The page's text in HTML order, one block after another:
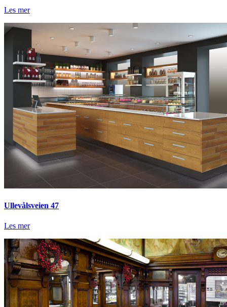
Les mer
Ullevålsveien 47
Les mer